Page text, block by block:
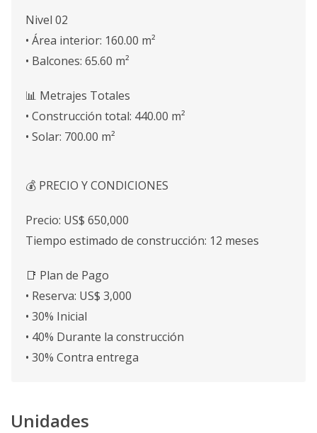
Nivel 02
• Área interior: 160.00 m²
• Balcones: 65.60 m²
📊 Metrajes Totales
• Construcción total: 440.00 m²
• Solar: 700.00 m²
💰 PRECIO Y CONDICIONES
Precio: US$ 650,000
Tiempo estimado de construcción: 12 meses
📑 Plan de Pago
• Reserva: US$ 3,000
• 30% Inicial
• 40% Durante la construcción
• 30% Contra entrega
Unidades